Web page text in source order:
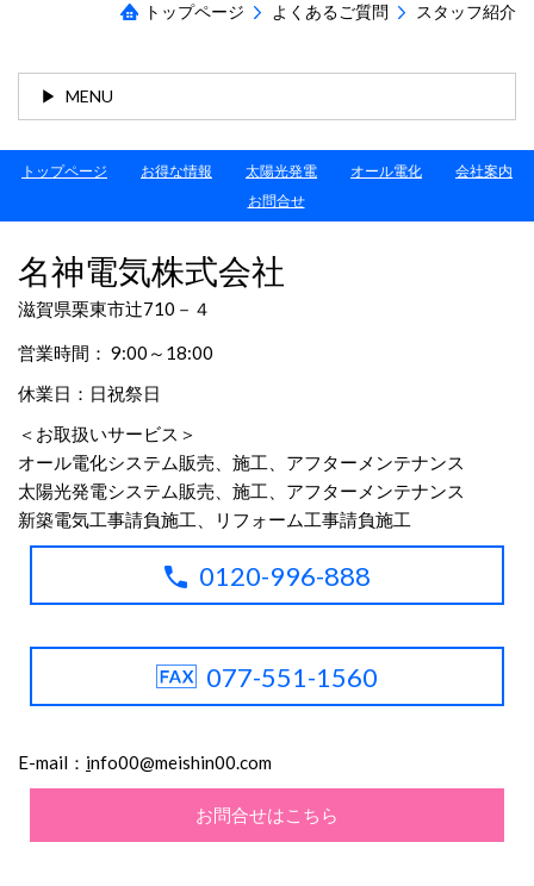
トップページ よくあるご質問 スタッフ紹介
MENU
トップページ お得な情報 太陽光発電 オール電化
会社案内
お問合せ
名神電気株式会社
滋賀県栗東市辻710－４
営業時間： 9:00～18:00
休業日：日祝祭日
＜お取扱いサービス＞
オール電化システム販売、施工、アフターメンテナンス
太陽光発電システム販売、施工、アフターメンテナンス
新築電気工事請負施工、リフォーム工事請負施工
0120-996-888
077-551-1560
E-mail： info00@meishin00.com
お問合せはこちら